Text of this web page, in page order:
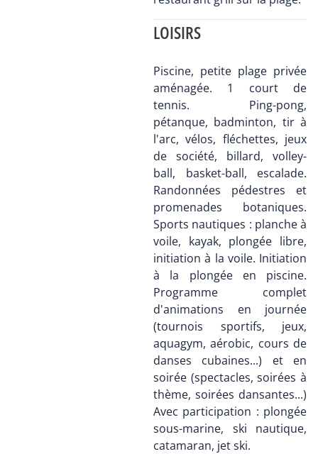
LOISIRS
Piscine, petite plage privée
aménagée. 1 court de
tennis. Ping-pong,
pétanque, badminton, tir à
l'arc, vélos, fléchettes, jeux
de société, billard, volley-
ball, basket-ball, escalade.
Randonnées pédestres et
promenades botaniques.
Sports nautiques : planche à
voile, kayak, plongée libre,
initiation à la voile. Initiation
à la plongée en piscine.
Programme complet
d'animations en journée
(tournois sportifs, jeux,
aquagym, aérobic, cours de
danses cubaines...) et en
soirée (spectacles, soirées à
thème, soirées dansantes...)
Avec participation : plongée
sous-marine, ski nautique,
catamaran, jet ski.